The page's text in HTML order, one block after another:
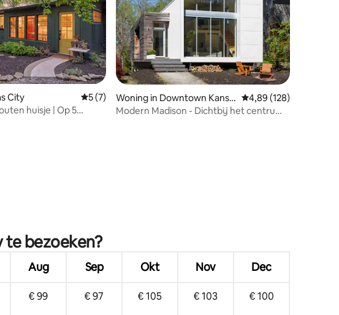
op 5, 74 recensies
City Gemiddelde beoordeling van 5 op 5, 7 recensies
5 (7)
huisje | Op 5
Woning in Downtown Kansa
s City
Gemiddelde
4,89 (128)
Modern Madison - Dichtbij het centrum
te bezoeken?
Aug Sep Okt Nov Dec
€ 99 € 97 € 105 € 103 € 100